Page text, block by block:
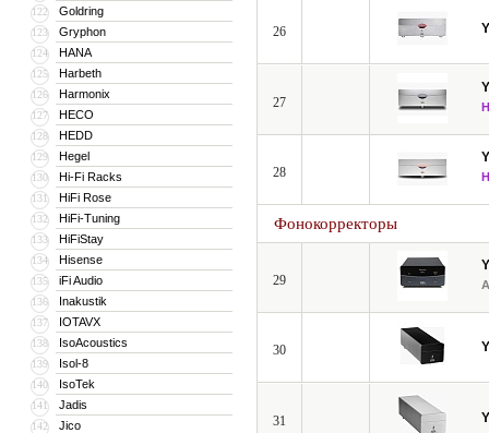
122 Goldring
123 Gryphon
124 HANA
125 Harbeth
126 Harmonix
127 HECO
128 HEDD
129 Hegel
130 Hi-Fi Racks
131 HiFi Rose
132 HiFi-Tuning
133 HiFiStay
134 Hisense
135 iFi Audio
136 Inakustik
137 IOTAVX
138 IsoAcoustics
139 Isol-8
140 IsoTek
141 Jadis
142 Jico
26
27
28
Фонокорректоры
29
30
31